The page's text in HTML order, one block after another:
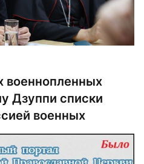
военнопленных
Дзуппи списки
военных